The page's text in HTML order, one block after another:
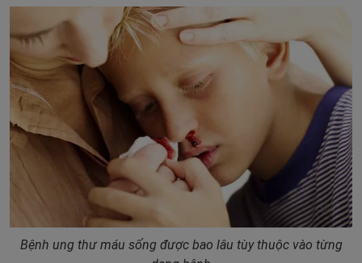
Bệnh ung thư máu sống được bao lâu tùy thuộc vào từng